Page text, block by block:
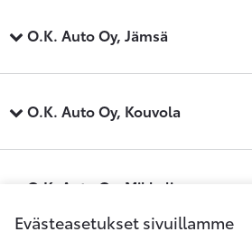
O.K. Auto Oy, Jämsä
O.K. Auto Oy, Kouvola
O.K. Auto Oy, Mikkeli
Evästeasetukset sivuillamme